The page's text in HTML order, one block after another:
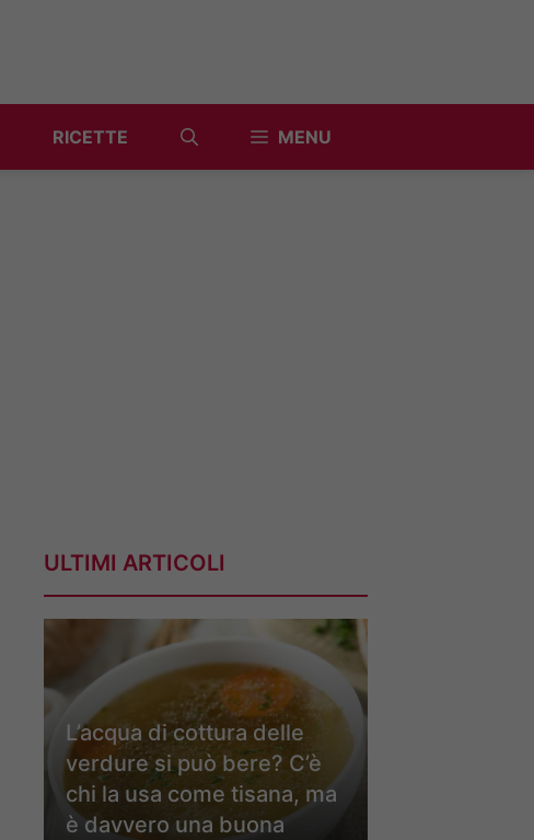
RICETTE MENU
ULTIMI ARTICOLI
L’acqua di cottura delle
verdure si può bere? C’è
chi la usa come tisana, ma
è davvero una buona